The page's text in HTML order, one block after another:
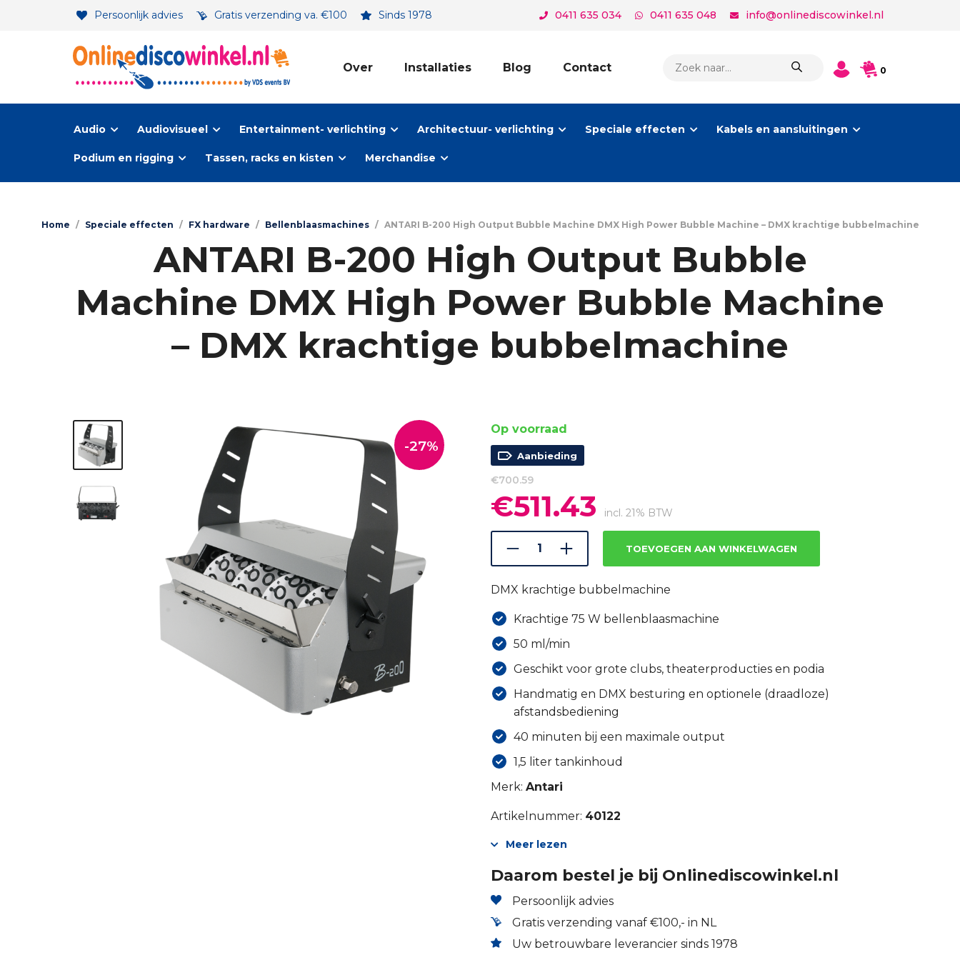
Persoonlijk advies Gratis verzending va. €100 Sinds 1978 0411 635 034 0411 635 048 info@onlinediscowinkel.nl
Over Installaties Blog Contact
ZOEKEN
0
Audio Audiovisueel Entertainment- verlichting Architectuur- verlichting Speciale effecten Kabels en aansluitingen
Podium en rigging Tassen, racks en kisten Merchandise
Home / Speciale effecten / FX hardware / Bellenblaasmachines / ANTARI B-200 High Output Bubble Machine DMX High Power Bubble Machine – DMX krachtige bubbelmachine
ANTARI B-200 High Output Bubble
Machine DMX High Power Bubble Machine
– DMX krachtige bubbelmachine
-27%
Op voorraad
Aanbieding
€700.59
Oorspronkelijke
prijs
was:
€700.59.
€511.43 prijs
is:
€511.43.
incl. 21% BTW
TOEVOEGEN AAN WINKELWAGEN
DMX krachtige bubbelmachine
Krachtige 75 W bellenblaasmachine
50 ml/min
Geschikt voor grote clubs, theaterproducties en podia
Handmatig en DMX besturing en optionele (draadloze)
afstandsbediening
40 minuten bij een maximale output
1,5 liter tankinhoud
Merk: Antari
Artikelnummer: 40122
Meer lezen
Daarom bestel je bij Onlinediscowinkel.nl
Persoonlijk advies
Gratis verzending vanaf €100,- in NL
Uw betrouwbare leverancier sinds 1978